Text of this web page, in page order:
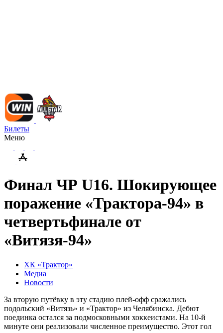
Билеты
Меню
Финал ЧР U16. Шокирующее
поражение «Трактора-94» в
четвертьфинале от
«Витязя-94»
ХК «Трактор»
Медиа
Новости
За вторую путёвку в эту стадию плей-офф сражались
подольский «Витязь» и «Трактор» из Челябинска. Дебют
поединка остался за подмосковными хоккеистами. На 10-й
минуте они реализовали численное преимущество. Этот гол